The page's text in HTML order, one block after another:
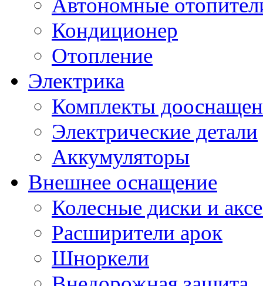
Автономные
Кондиционер
Отопление
Электрика
Комплекты
Электрические детали
Аккумуляторы
Внешнее оснащение
Колесные диски и
Расширители арок
Шноркели